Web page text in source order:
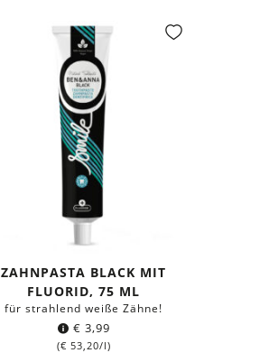
ZAHNPASTA BLACK MIT
FLUORID, 75 ML
für strahlend weiße Zähne!
€ 3,99
(€ 53,20/l)